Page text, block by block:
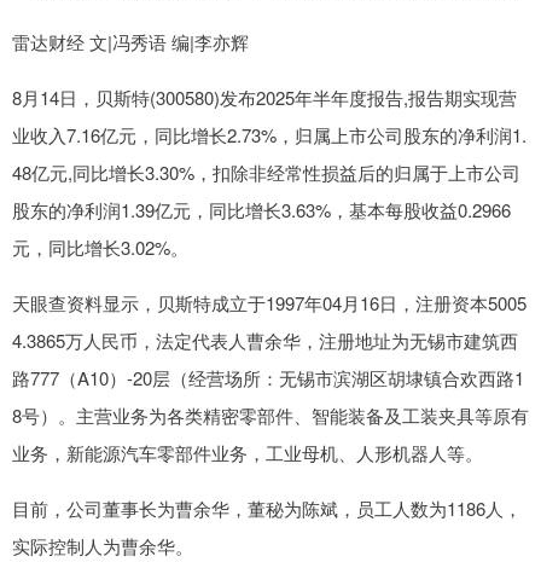
雷达财经 文|冯秀语 编|李亦辉
8月14日，贝斯特(300580)发布2025年半年度报告,报告期实现营
业收入7.16亿元，同比增长2.73%，归属上市公司股东的净利润1.
48亿元,同比增长3.30%，扣除非经常性损益后的归属于上市公司
股东的净利润1.39亿元，同比增长3.63%，基本每股收益0.2966
元，同比增长3.02%。
天眼查资料显示，贝斯特成立于1997年04月16日，注册资本5005
4.3865万人民币，法定代表人曹余华，注册地址为无锡市建筑西
路777（A10）-20层（经营场所：无锡市滨湖区胡埭镇合欢西路1
8号）。主营业务为各类精密零部件、智能装备及工装夹具等原有
业务，新能源汽车零部件业务，工业母机、人形机器人等。
目前，公司董事长为曹余华，董秘为陈斌，员工人数为1186人，
实际控制人为曹余华。